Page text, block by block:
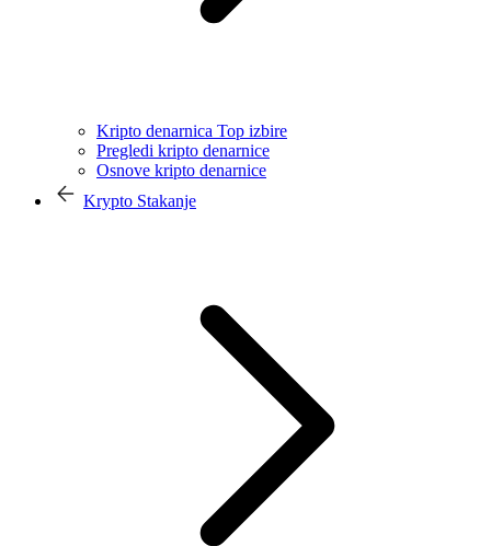
Kripto denarnica Top izbire
Pregledi kripto denarnice
Osnove kripto denarnice
Krypto Stakanje